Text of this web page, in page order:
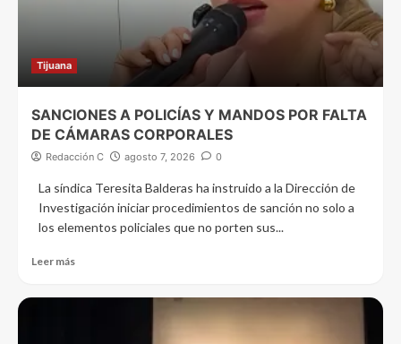
Tijuana
SANCIONES A POLICÍAS Y MANDOS POR FALTA
DE CÁMARAS CORPORALES
Redacción C agosto 7, 2026 0
La síndica Teresita Balderas ha instruido a la Dirección de
Investigación iniciar procedimientos de sanción no solo a
los elementos policiales que no porten sus...
Leer más